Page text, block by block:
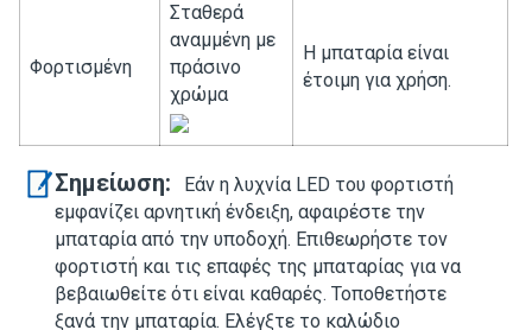
Φορτισμένη
Σταθερά
αναμμένη με
πράσινο
χρώμα
Η μπαταρία είναι
έτοιμη για χρήση.
Σημείωση:
Εάν η λυχνία LED του φορτιστή
εμφανίζει αρνητική ένδειξη, αφαιρέστε την
μπαταρία από την υποδοχή. Επιθεωρήστε τον
φορτιστή και τις επαφές της μπαταρίας για να
βεβαιωθείτε ότι είναι καθαρές. Τοποθετήστε
ξανά την μπαταρία. Ελέγξτε το καλώδιο